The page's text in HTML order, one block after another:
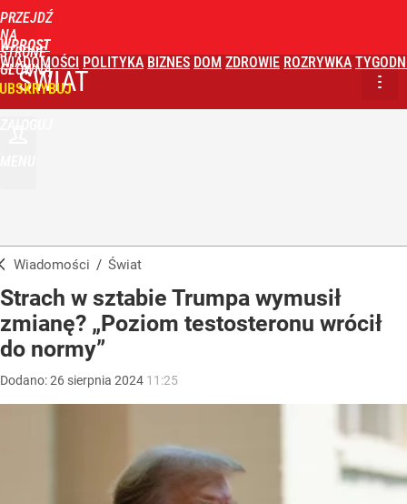
PRZEJDŹ
NA
STRONĘ
GŁÓWNĄ
WPROST
WIADOMOŚCI POLITYKA BIZNES DOM ZDROWIE ROZRYWKA
ŚWIAT
Wiadomości / Świat
Strach w sztabie Trumpa wymusił
zmianę? „Poziom testosteronu wrócił
do normy”
Dodano:26 sierpnia 2024 11:25